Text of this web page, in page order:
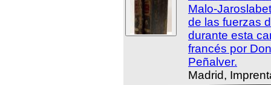
Malo-
de las fuerzas
durante esta
francés por
Peñalver.
Madrid,